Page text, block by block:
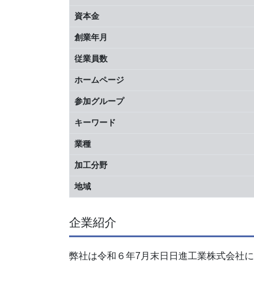
資本金
創業年月
従業員数
ホームページ
参加グループ
キーワード
業種
加工分野
地域
企業紹介
弊社は令和６年7月末日日進工業株式会社